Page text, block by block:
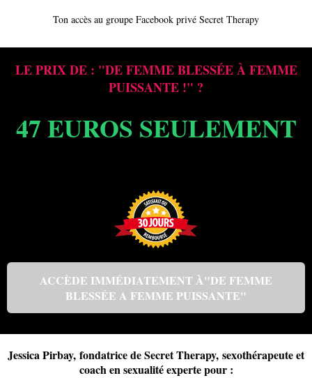
Ton accès au groupe Facebook privé Secret Therapy
LE PRIX DE : "DE FEMME BLESSÉE À FEMME
PUISSANTE !" ?
47 EUROS SEULEMENT
ACCÈDE IMMÉDIATEMENT À"DE FEMME
BLESSÉE A FEMME PUISSANTE"
Jessica Pirbay, fondatrice de Secret Therapy, sexothérapeute et
coach en sexualité experte pour :